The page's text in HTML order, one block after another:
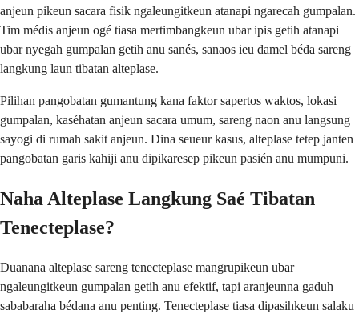
anjeun pikeun sacara fisik ngaleungitkeun atanapi ngarecah gumpalan.
Tim médis anjeun ogé tiasa mertimbangkeun ubar ipis getih atanapi
ubar nyegah gumpalan getih anu sanés, sanaos ieu damel béda sareng
langkung laun tibatan alteplase.
Pilihan pangobatan gumantung kana faktor sapertos waktos, lokasi
gumpalan, kaséhatan anjeun sacara umum, sareng naon anu langsung
sayogi di rumah sakit anjeun. Dina seueur kasus, alteplase tetep janten
pangobatan garis kahiji anu dipikaresep pikeun pasién anu mumpuni.
Naha Alteplase Langkung Saé Tibatan
Tenecteplase?
Duanana alteplase sareng tenecteplase mangrupikeun ubar
ngaleungitkeun gumpalan getih anu efektif, tapi aranjeunna gaduh
sababaraha bédana anu penting. Tenecteplase tiasa dipasihkeun salaku